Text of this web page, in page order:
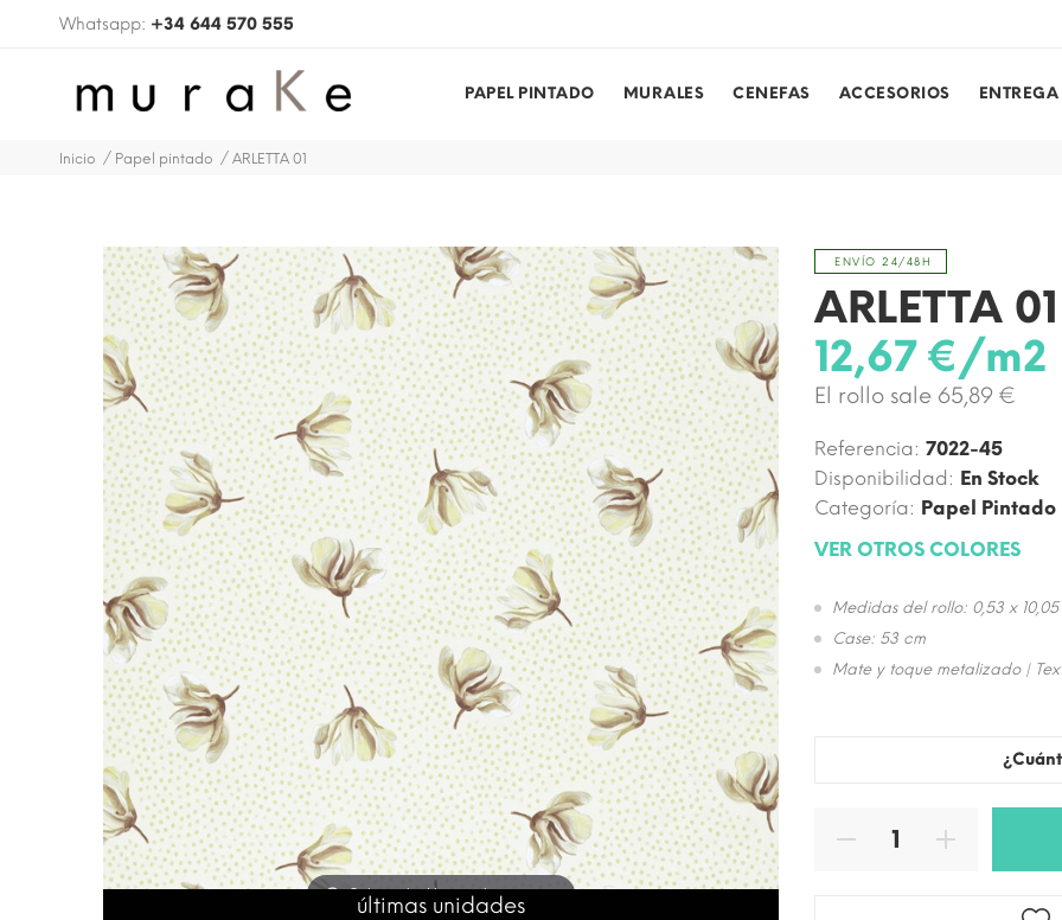
Whatsapp: +34 644 570 555
PAPEL PINTADO MURALES CENEFAS ACCESORIOS
Inicio Papel pintado ARLETTA 01
Coloca el ratón para hacer zoom
últimas unidades
ENVÍO 24/48H
ARLETTA 01
12,67 €/m2
El rollo sale 65,89 €
Referencia: 7022-45
Disponibilidad: En Stock
Categoría: Papel Pintado
VER OTROS COLORES
Medidas del rollo: 0,53 x 10,05
Case: 53 cm
Mate y toque metalizado |